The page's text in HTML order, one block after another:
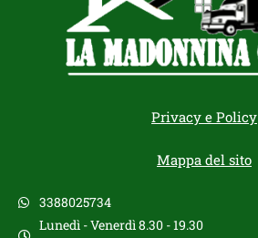
Privacy e Policy
Mappa del sito
3388025734
Lunedì - Venerdì 8.30 - 19.30